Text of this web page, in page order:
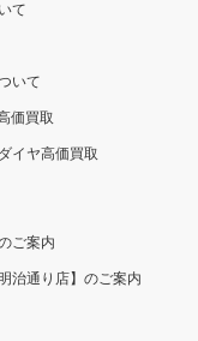
て
いて
価買取
イヤ高価買取
ご案内
治通り店】のご案内